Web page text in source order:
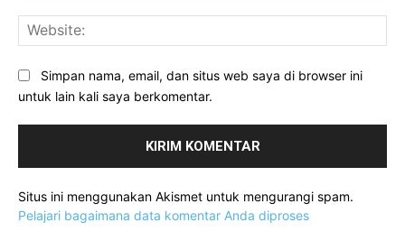
Simpan nama, email, dan situs web saya di browser ini
untuk lain kali saya berkomentar.
Situs ini menggunakan Akismet untuk mengurangi spam.
Pelajari bagaimana data komentar Anda diproses